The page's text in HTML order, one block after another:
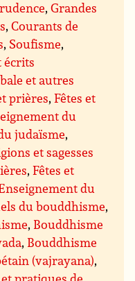
,Grandes
,Courants de
, Soufisme,
écrits
et autres
prières,Fêtes et
du
judaïsme,
et sagesses
,Fêtes et
du
du bouddhisme,
, Bouddhisme
, Bouddhisme
(vajrayana),